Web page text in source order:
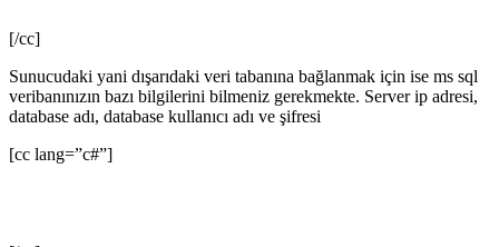
[/cc]
Sunucudaki yani dışarıdaki veri tabanına bağlanmak için ise ms sql
veribanınızın bazı bilgilerini bilmeniz gerekmekte. Server ip adresi,
database adı, database kullanıcı adı ve şifresi
[cc lang=”c#”]